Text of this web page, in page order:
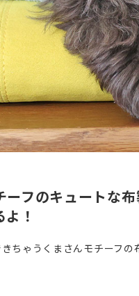
ーフのキュートな
！
ちゃうくまさんモチーフの